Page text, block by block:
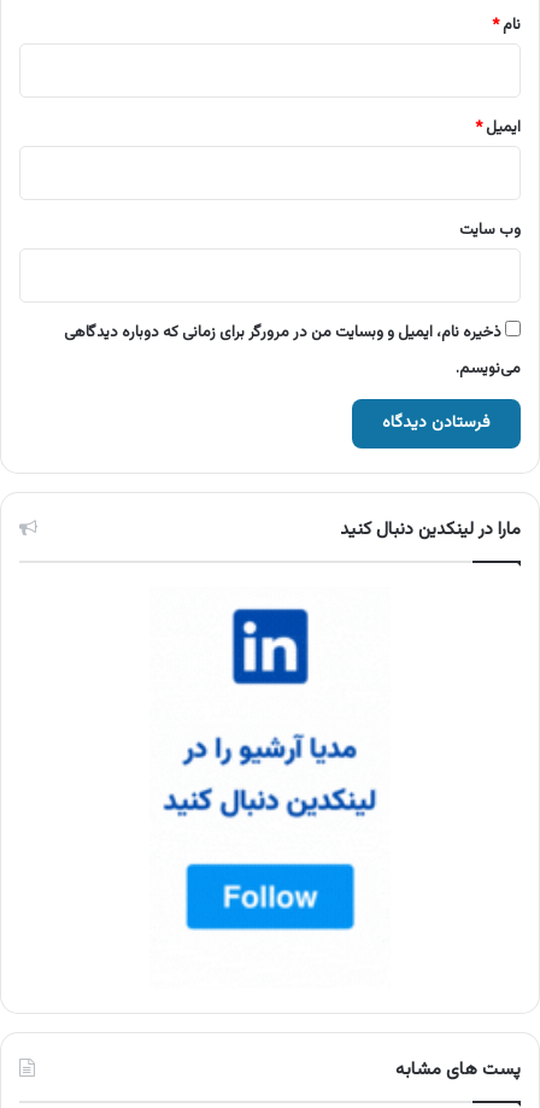
نام*
ایمیل*
وب‌ سایت
ذخیره نام، ایمیل و وبسایت من در مرورگر برای زمانی که دوباره دیدگاهی
می‌نویسم.
مارا در لینکدین دنبال کنید
پست های مشابه